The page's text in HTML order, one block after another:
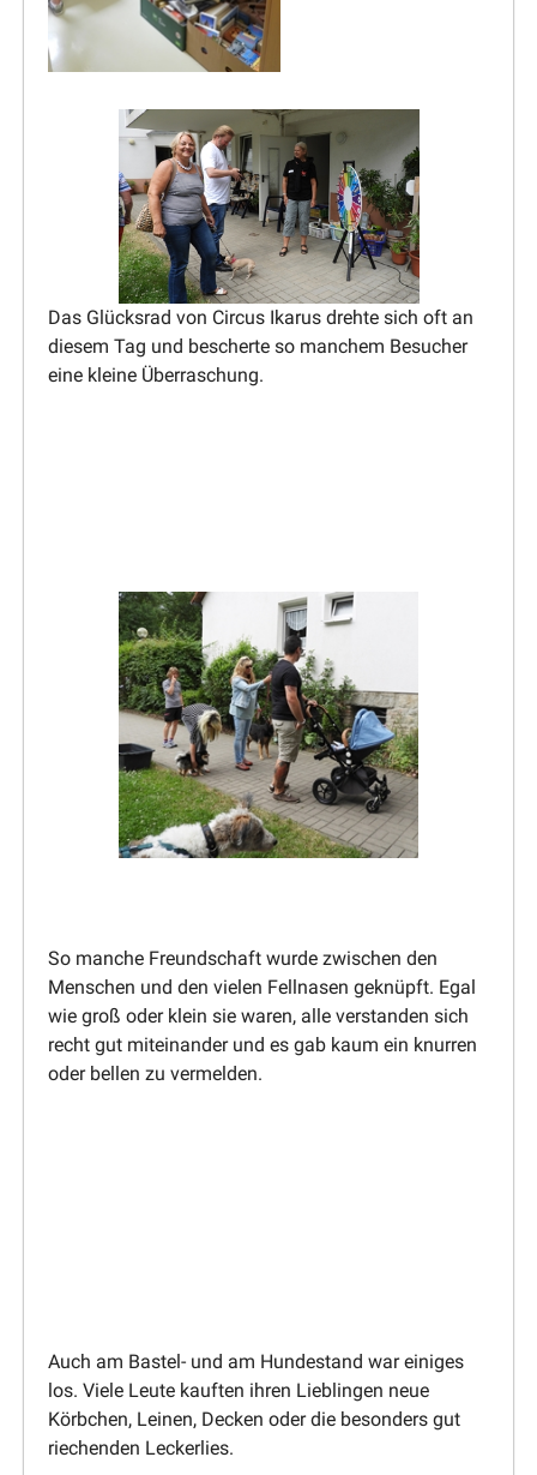
Das Glücksrad von Circus Ikarus drehte sich oft an
diesem Tag und bescherte so manchem Besucher
eine kleine Überraschung.
So manche Freund­schaft wurde zwischen den
Menschen und den vielen Fellnasen geknüpft. Egal
wie groß oder klein sie waren, alle verstanden sich
recht gut mitein­ander und es gab kaum ein knurren
oder bellen zu vermelden.
Auch am Bastel- und am Hunde­stand war einiges
los. Viele Leute kauften ihren Lieblingen neue
Körbchen, Leinen, Decken oder die besonders gut
riechenden Leckerlies.